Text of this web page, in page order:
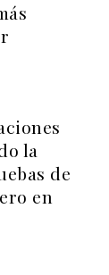
la
de
en